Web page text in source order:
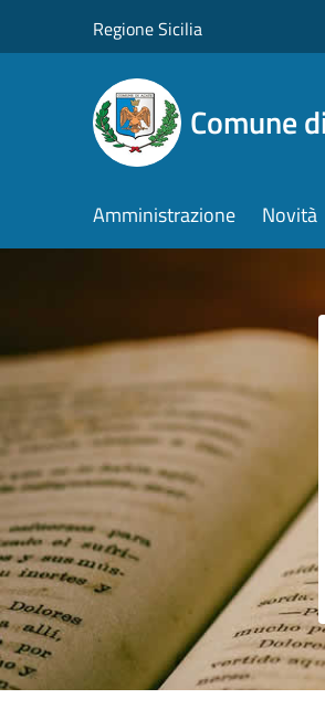
Regione Sicilia
Comune
Amministrazione Novità